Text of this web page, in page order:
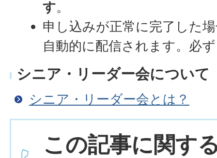
す。
申し込みが正常に完了した
自動的に配信されます。必
シニア・リーダー会について
シニア・リーダー会とは？
この記事に関す